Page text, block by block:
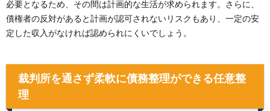
必要となるため、その間は計画的な生活が求められます。さらに、
債権者の反対があると計画が認可されないリスクもあり、一定の安
定した収入がなければ認められにくいでしょう。
裁判所を通さず柔軟に債務整理ができる任意整
理